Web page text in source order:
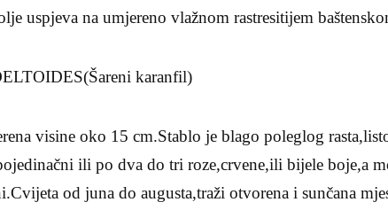
uspjeva na umjereno vlažnom rastresitijem
karanfil)
visine oko 15 cm.Stablo je blago poleglog
ili po dva do tri roze,crvene,ili bijele boje,a
od juna do augusta,traži otvorena i sunčana